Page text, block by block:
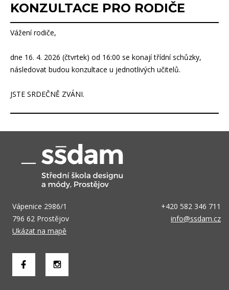
KONZULTACE PRO RODIČE
Vážení rodiče,
dne 16. 4. 2026 (čtvrtek) od 16:00 se konají třídní schůzky,
následovat budou konzultace u jednotlivých učitelů.
JSTE SRDEČNĚ ZVÁNI.
Vápenice 2986/1
796 62 Prostějov
Ukázat na mapě
+420 582 346 711
info@ssdam.cz